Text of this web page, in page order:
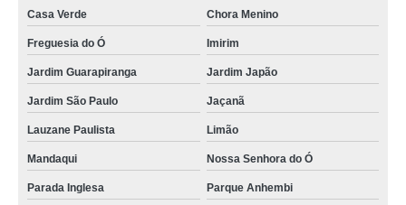
Casa Verde Chora Menino
Freguesia do Ó Imirim
Jardim Guarapiranga Jardim Japão
Jardim São Paulo Jaçanã
Lauzane Paulista Limão
Mandaqui Nossa Senhora do Ó
Parada Inglesa Parque Anhembi